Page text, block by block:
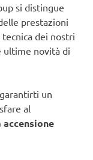
si distingue
prestazioni
dei nostri
ultime novità di
un
al
accensione